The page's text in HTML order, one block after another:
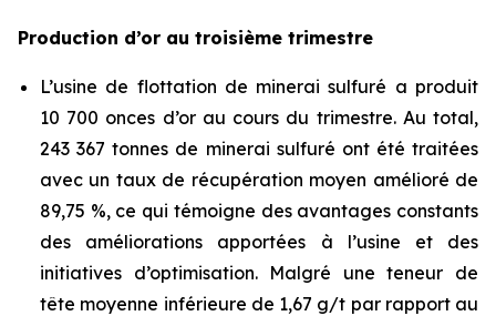
Production d’or au troisième trimestre
L’usine de flottation de minerai sulfuré a produit
10 700 onces d’or au cours du trimestre. Au total,
243 367 tonnes de minerai sulfuré ont été traitées
avec un taux de récupération moyen amélioré de
89,75 %, ce qui témoigne des avantages constants
des améliorations apportées à l’usine et des
initiatives d’optimisation. Malgré une teneur de
tête moyenne inférieure de 1,67 g/t par rapport au